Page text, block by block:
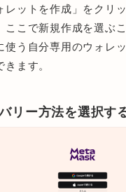
レットを作成」をクリ
ここで新規作成を選ぶ
使う自分専用のウォレ
きます。
リー方法を選択す